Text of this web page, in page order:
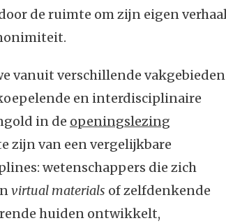
de ruimte om zijn eigen
vanuit verschillende vakgebieden
en interdisciplinaire
in de openingslezing
zijn van een vergelijkbare
wetenschappers die zich
virtual materials of zelfdenkende
huiden ontwikkelt,